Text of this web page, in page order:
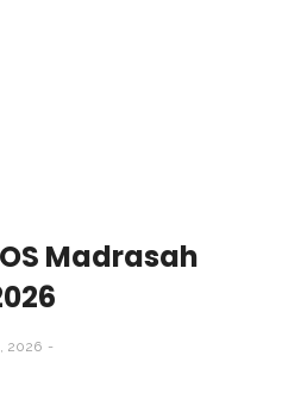
Madrasah
2026